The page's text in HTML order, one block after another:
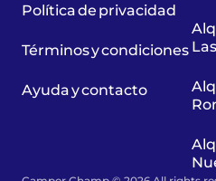
Política de privacidad
Términos y condiciones
Ayuda y contacto